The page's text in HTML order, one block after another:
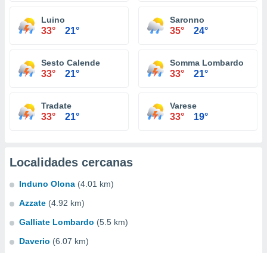
Luino
33° 21°
Saronno
35° 24°
Sesto Calende
33° 21°
Somma Lombardo
33° 21°
Tradate
33° 21°
Varese
33° 19°
Localidades cercanas
Induno Olona (4.01 km)
Azzate (4.92 km)
Galliate Lombardo (5.5 km)
Daverio (6.07 km)